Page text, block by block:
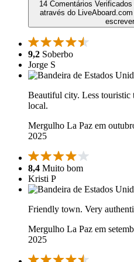
14 Comentários Verificados
através do
9,2 Soberbo
Jorge S
Beautiful city. Less touristic
local.
Mergulho La Paz em
2025
8,4 Muito bom
Kristi P
Friendly town. Very
Mergulho La Paz em
2025